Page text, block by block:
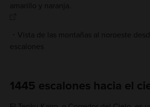
amarillo y naranja.
Vista de las montañas al noroeste
escalones
1445 escalones hacia el